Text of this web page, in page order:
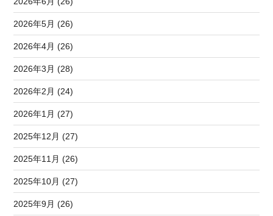
2026年5月 (26)
2026年4月 (26)
2026年3月 (28)
2026年2月 (24)
2026年1月 (27)
2025年12月 (27)
2025年11月 (26)
2025年10月 (27)
2025年9月 (26)